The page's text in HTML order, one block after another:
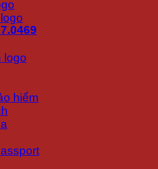
logo
hiểm